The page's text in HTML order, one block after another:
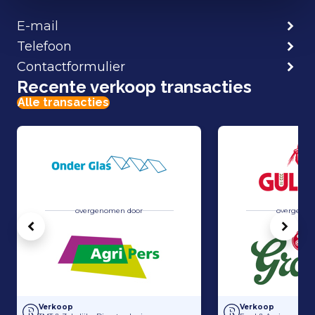
E-mail
Telefoon
Contactformulier
Recente verkoop transacties
Alle transacties
overgenomen door
Overname Horti-Text door Agripers
Verkoop
Grolsch heeft
Verkoop
Vorige